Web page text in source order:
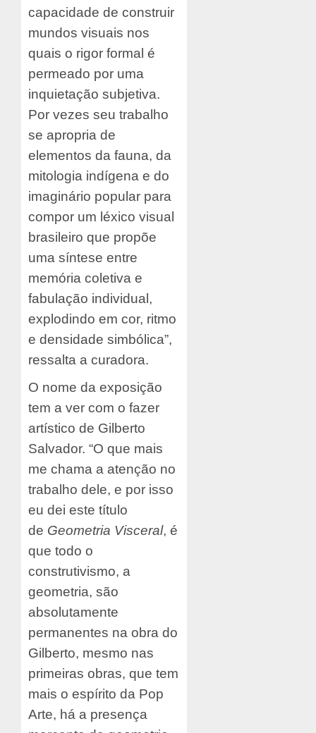
capacidade de construir
mundos visuais nos
quais o rigor formal é
permeado por uma
inquietação subjetiva.
Por vezes seu trabalho
se apropria de
elementos da fauna, da
mitologia indígena e do
imaginário popular para
compor um léxico visual
brasileiro que propõe
uma síntese entre
memória coletiva e
fabulação individual,
explodindo em cor, ritmo
e densidade simbólica”,
ressalta a curadora.
O nome da exposição
tem a ver com o fazer
artístico de Gilberto
Salvador. “O que mais
me chama a atenção no
trabalho dele, e por isso
eu dei este título
de Geometria Visceral, é
que todo o
construtivismo, a
geometria, são
absolutamente
permanentes na obra do
Gilberto, mesmo nas
primeiras obras, que tem
mais o espírito da Pop
Arte, há a presença